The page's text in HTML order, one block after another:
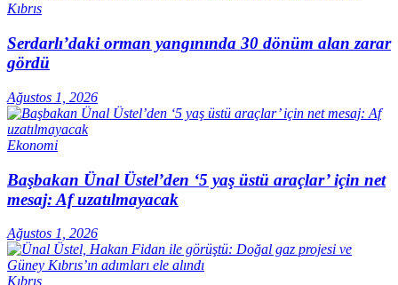
Kıbrıs
Serdarlı’daki orman yangınında 30 dönüm alan zarar
gördü
Ağustos 1, 2026
Ekonomi
Başbakan Ünal Üstel’den ‘5 yaş üstü araçlar’ için net
mesaj: Af uzatılmayacak
Ağustos 1, 2026
Kıbrıs